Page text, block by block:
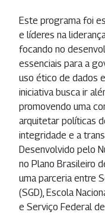
Este programa foi
e líderes na
focando no
essenciais para a
uso ético de dados
iniciativa busca ir
promovendo uma
arquitetar políticas
integridade e a
Desenvolvido pelo
no Plano Brasileiro
uma parceria entre
(SGD), Escola
e Serviço Federal